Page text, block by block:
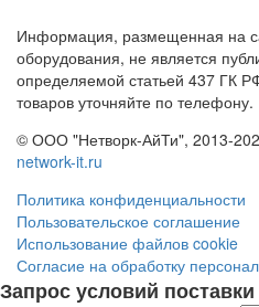
Информация, размещенная на
оборудования, не является
определяемой статьей 437 ГК
товаров уточняйте по телефону.
© ООО "Нетворк-АйТи", 2013-
network-it.ru
Политика конфиденциальности
Пользовательское соглашение
Использование файлов cookie
Согласие на обработку
Запрос условий